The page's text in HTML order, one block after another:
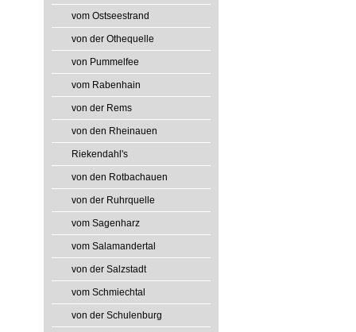
vom Ostseestrand
von der Othequelle
von Pummelfee
vom Rabenhain
von der Rems
von den Rheinauen
Riekendahl's
von den Rotbachauen
von der Ruhrquelle
vom Sagenharz
vom Salamandertal
von der Salzstadt
vom Schmiechtal
von der Schulenburg